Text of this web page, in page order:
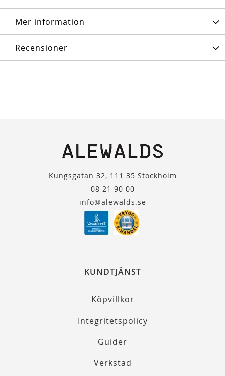
Mer information
Recensioner
Kungsgatan 32, 111 35 Stockholm
08 21 90 00
info@alewalds.se
KUNDTJÄNST
Köpvillkor
Integritetspolicy
Guider
Verkstad